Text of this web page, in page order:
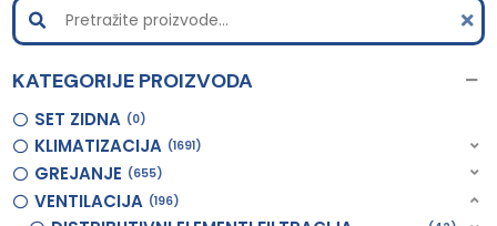
KATEGORIJE PROIZVODA
SET ZIDNA 0
KLIMATIZACIJA 1691
GREJANJE 655
VENTILACIJA 196